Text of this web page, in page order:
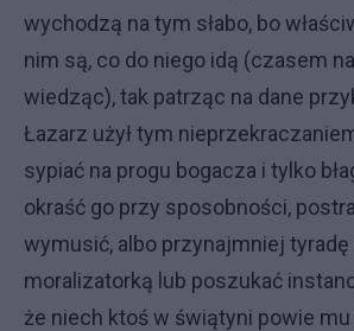
wychodzą na tym słabo, bo
nim są, co do niego idą (czasem
wiedząc), tak patrząc na dane
Łazarz użył tym
sypiać na progu bogacza i tylko
okraść go przy sposobności,
wymusić, albo przynajmniej
moralizatorką lub poszukać
że niech ktoś w świątyni powie mu